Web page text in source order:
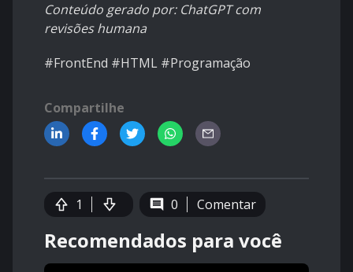
Conteúdo gerado por: ChatGPT com
revisões humana
#FrontEnd #HTML #Programação
Compartilhe
1 0 Comentar
Recomendados para você